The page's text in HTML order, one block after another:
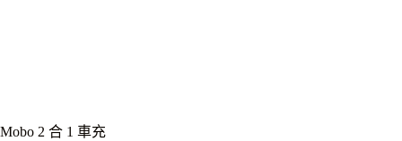
Mobo 2 合 1 車充